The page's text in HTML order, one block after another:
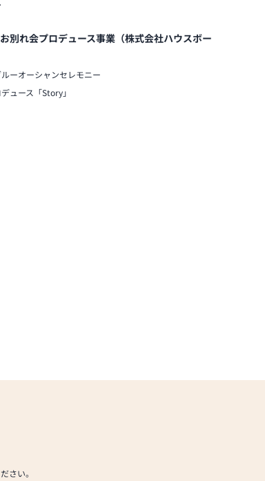
別れ会プロデュース事業（株式会社ハウスボー
ーオーシャンセレモニー
ュース「Story」
さい。